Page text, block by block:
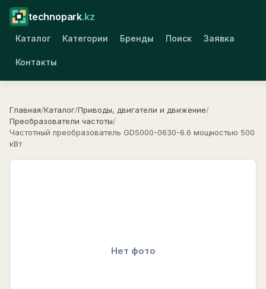
technopark.kz
Каталог Категории Бренды Поиск Заявка
Контакты
Главная/Каталог/Приводы, двигатели и движение/
Преобразователи частоты/
Частотный преобразователь GD5000-0630-6.6 мощностью 500
кВт
Нет фото